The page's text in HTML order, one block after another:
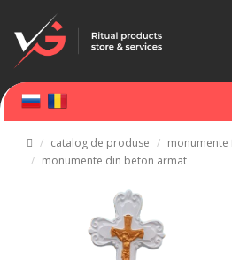
catalog de produse
monumente
monumente din beton armat